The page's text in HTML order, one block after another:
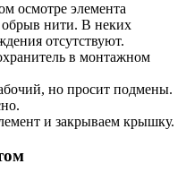
осмотре элемента
обрыв нити. В неких
отсутствуют.
но просит подмены.
и закрываем крышку.